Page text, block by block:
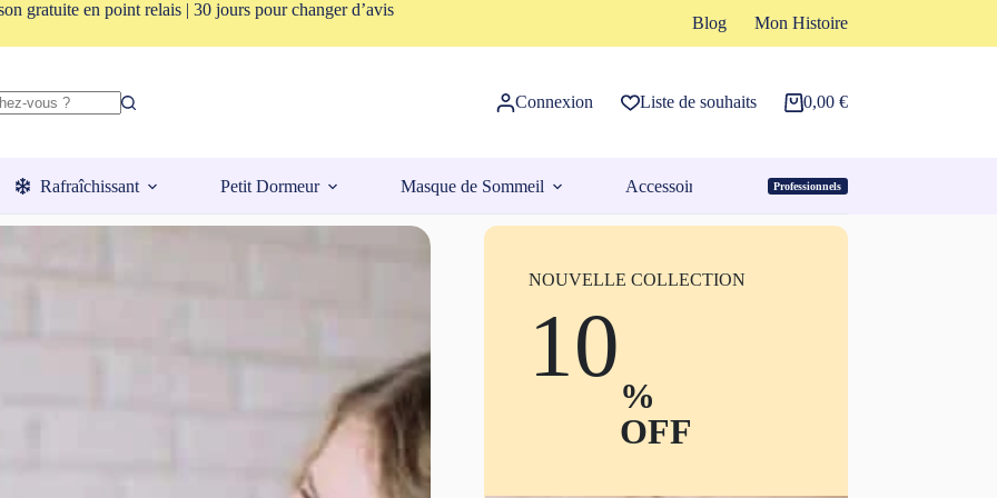
gratuite en point relais | 30 jours pour changer d’avis
Blog Mon Histoire
Connexion Liste de souhaits
Panier
0,00 €
Rafraîchissant Petit Dormeur Masque de Sommeil Accessoires Espace Pro
Professionnels
NOUVELLE COLLECTION
10
%
OFF